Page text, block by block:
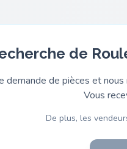
de
demande de pièces et
Vous
De plus, les